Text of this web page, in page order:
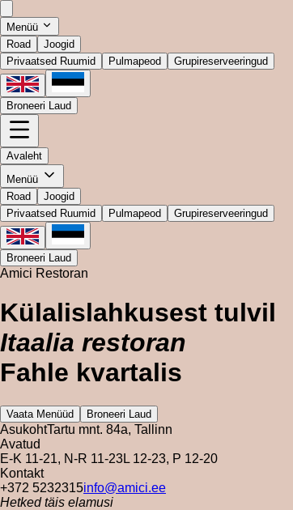
Menüü
Road
Joogid
Privaatsed Ruumid
Pulmapeod Grupireserveeringud
Broneeri Laud
Avaleht
Menüü
Road
Joogid
Privaatsed Ruumid
Pulmapeod Grupireserveeringud
Broneeri Laud
Amici Restoran
Külalislahkusest tulvil
Itaalia restoran
Fahle kvartalis
Vaata Menüüd Broneeri Laud
AsukohtTartu mnt. 84a, Tallinn
Avatud
E-K 11-21, N-R 11-23L 12-23, P 12-20
Kontakt
+372 5232315info@amici.ee
Hetked täis elamusi